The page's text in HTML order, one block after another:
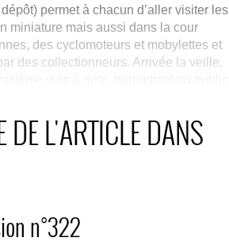
permet à chacun d’aller visiter les
miniature mais aussi dans la cour
des cyclomoteurs et mobylettes et
des collectionneurs. Arrivée la veille,
DE L'ARTICLE DANS
n°322